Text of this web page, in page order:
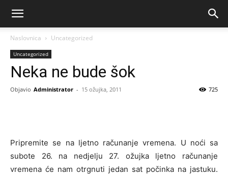
Naslovnica Uncategorized
Uncategorized
Neka ne bude šok
Objavio Administrator - 15 ožujka, 2011 725
Pripremite se na ljetno računanje vremena. U noći sa
subote 26. na nedjelju 27. ožujka ljetno računanje
vremena će nam otrgnuti jedan sat počinka na jastuku.